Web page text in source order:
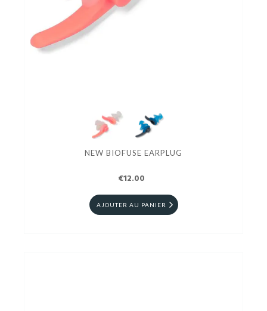
NEW BIOFUSE EARPLUG
€12.00
AJOUTER AU PANIER